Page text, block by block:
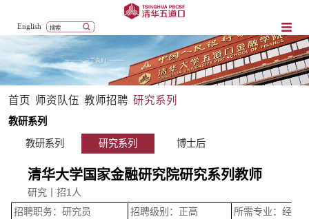
English
首页 师资队伍 教师招聘 研究系列
教研系列
教研系列
研究系列 博士后
清华大学国家金融研究院研究系列教师
研究丨招1 人
招聘职务：研究员
招聘级别：正高
所需专业：经济